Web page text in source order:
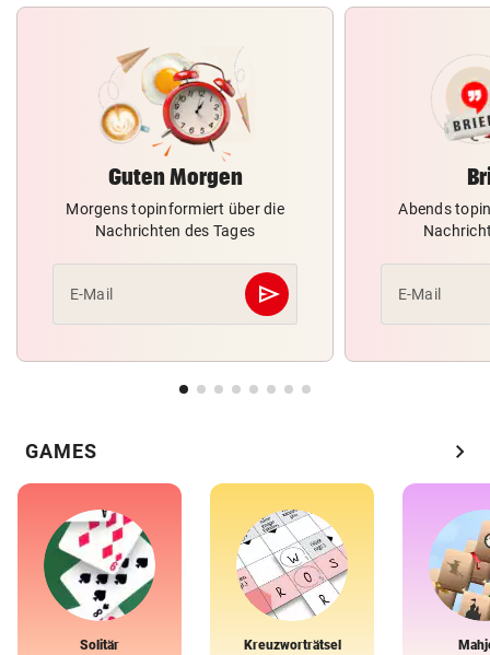
Guten Morgen
Morgens topinformiert über die
Nachrichten des Tages
E-Mail send
Abschicken
Abends
E-Mail
GAMES chevron_right
Solitär Kreuzworträtsel